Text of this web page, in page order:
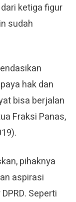
ketiga figur
sudah
hak dan
bisa berjalan
Fraksi Panas,
pihaknya
aspirasi
Seperti